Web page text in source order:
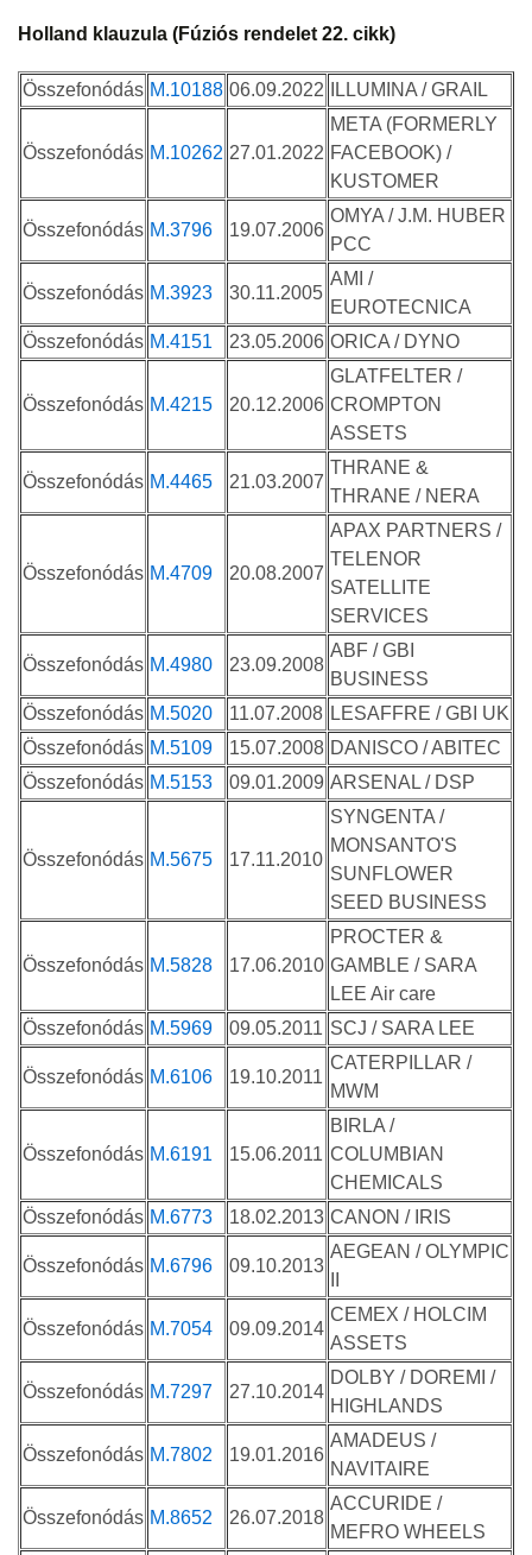
Holland klauzula (Fúziós rendelet 22. cikk)
Összefonódás M.10188 06.09.2022 ILLUMINA / GRAIL
Összefonódás M.10262 27.01.2022
META (FORMERLY
FACEBOOK) /
KUSTOMER
Összefonódás M.3796 19.07.2006
OMYA / J.M. HUBER
PCC
Összefonódás M.3923 30.11.2005
AMI /
EUROTECNICA
Összefonódás M.4151 23.05.2006 ORICA / DYNO
Összefonódás M.4215 20.12.2006
GLATFELTER /
CROMPTON
ASSETS
Összefonódás M.4465 21.03.2007
THRANE &
THRANE / NERA
Összefonódás M.4709 20.08.2007
APAX PARTNERS /
TELENOR
SATELLITE
SERVICES
Összefonódás M.4980 23.09.2008
ABF / GBI
BUSINESS
Összefonódás M.5020 11.07.2008 LESAFFRE / GBI UK
Összefonódás M.5109 15.07.2008 DANISCO / ABITEC
Összefonódás M.5153 09.01.2009 ARSENAL / DSP
Összefonódás M.5675 17.11.2010
SYNGENTA /
MONSANTO'S
SUNFLOWER
SEED BUSINESS
Összefonódás M.5828 17.06.2010
PROCTER &
GAMBLE / SARA
LEE Air care
Összefonódás M.5969 09.05.2011 SCJ / SARA LEE
Összefonódás M.6106 19.10.2011
CATERPILLAR /
MWM
Összefonódás M.6191 15.06.2011
BIRLA /
COLUMBIAN
CHEMICALS
Összefonódás M.6773 18.02.2013 CANON / IRIS
Összefonódás M.6796 09.10.2013
AEGEAN / OLYMPIC
Összefonódás M.7054 09.09.2014
CEMEX / HOLCIM
ASSETS
Összefonódás M.7297 27.10.2014
DOLBY / DOREMI /
HIGHLANDS
Összefonódás M.7802 19.01.2016
AMADEUS /
NAVITAIRE
Összefonódás M.8652 26.07.2018
ACCURIDE /
MEFRO WHEELS